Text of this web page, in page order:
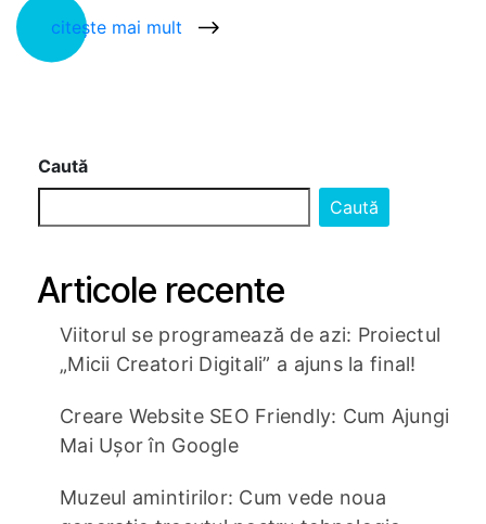
citește mai mult
Caută
Caută
Articole recente
Viitorul se programează de azi: Proiectul
„Micii Creatori Digitali” a ajuns la final!
Creare Website SEO Friendly: Cum Ajungi
Mai Ușor în Google
Muzeul amintirilor: Cum vede noua